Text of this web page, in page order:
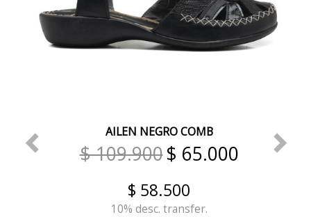
AILEN NEGRO COMB
$ 109.900$ 65.000
$ 58.500
10% desc. transfer.